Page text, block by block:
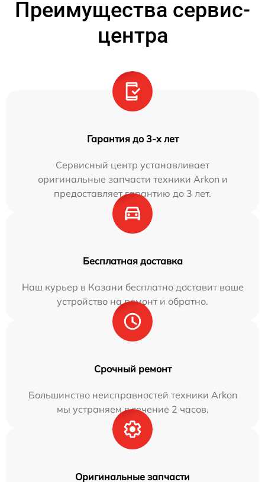
Преимущества сервис-
центра
Гарантия до 3-х лет
Сервисный центр устанавливает
оригинальные запчасти техники Arkon и
предоставляет гарантию до 3 лет.
Бесплатная доставка
Наш курьер в Казани бесплатно доставит ваше
устройство на ремонт и обратно.
Срочный ремонт
Большинство неисправностей техники Arkon
мы устраняем в течение 2 часов.
Оригинальные запчасти